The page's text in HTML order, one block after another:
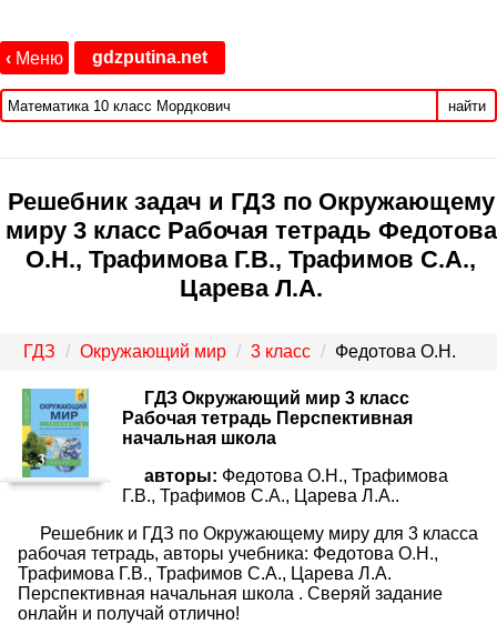
‹ Меню gdzputina.net
найти
Решебник задач и ГДЗ по Окружающему
миру 3 класс Рабочая тетрадь Федотова
О.Н., Трафимова Г.В., Трафимов С.А.,
Царева Л.А.
ГДЗ Окружающий мир 3 класс Федотова О.Н.
ГДЗ Окружающий мир 3 класс
Рабочая тетрадь Перспективная
начальная школа
авторы: Федотова О.Н., Трафимова
Г.В., Трафимов С.А., Царева Л.А..
Решебник и ГДЗ по Окружающему миру для 3 класса
рабочая тетрадь, авторы учебника: Федотова О.Н.,
Трафимова Г.В., Трафимов С.А., Царева Л.А.
Перспективная начальная школа . Сверяй задание
онлайн и получай отлично!